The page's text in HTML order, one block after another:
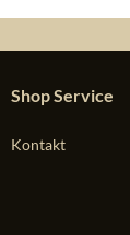
Shop Service
Kontakt